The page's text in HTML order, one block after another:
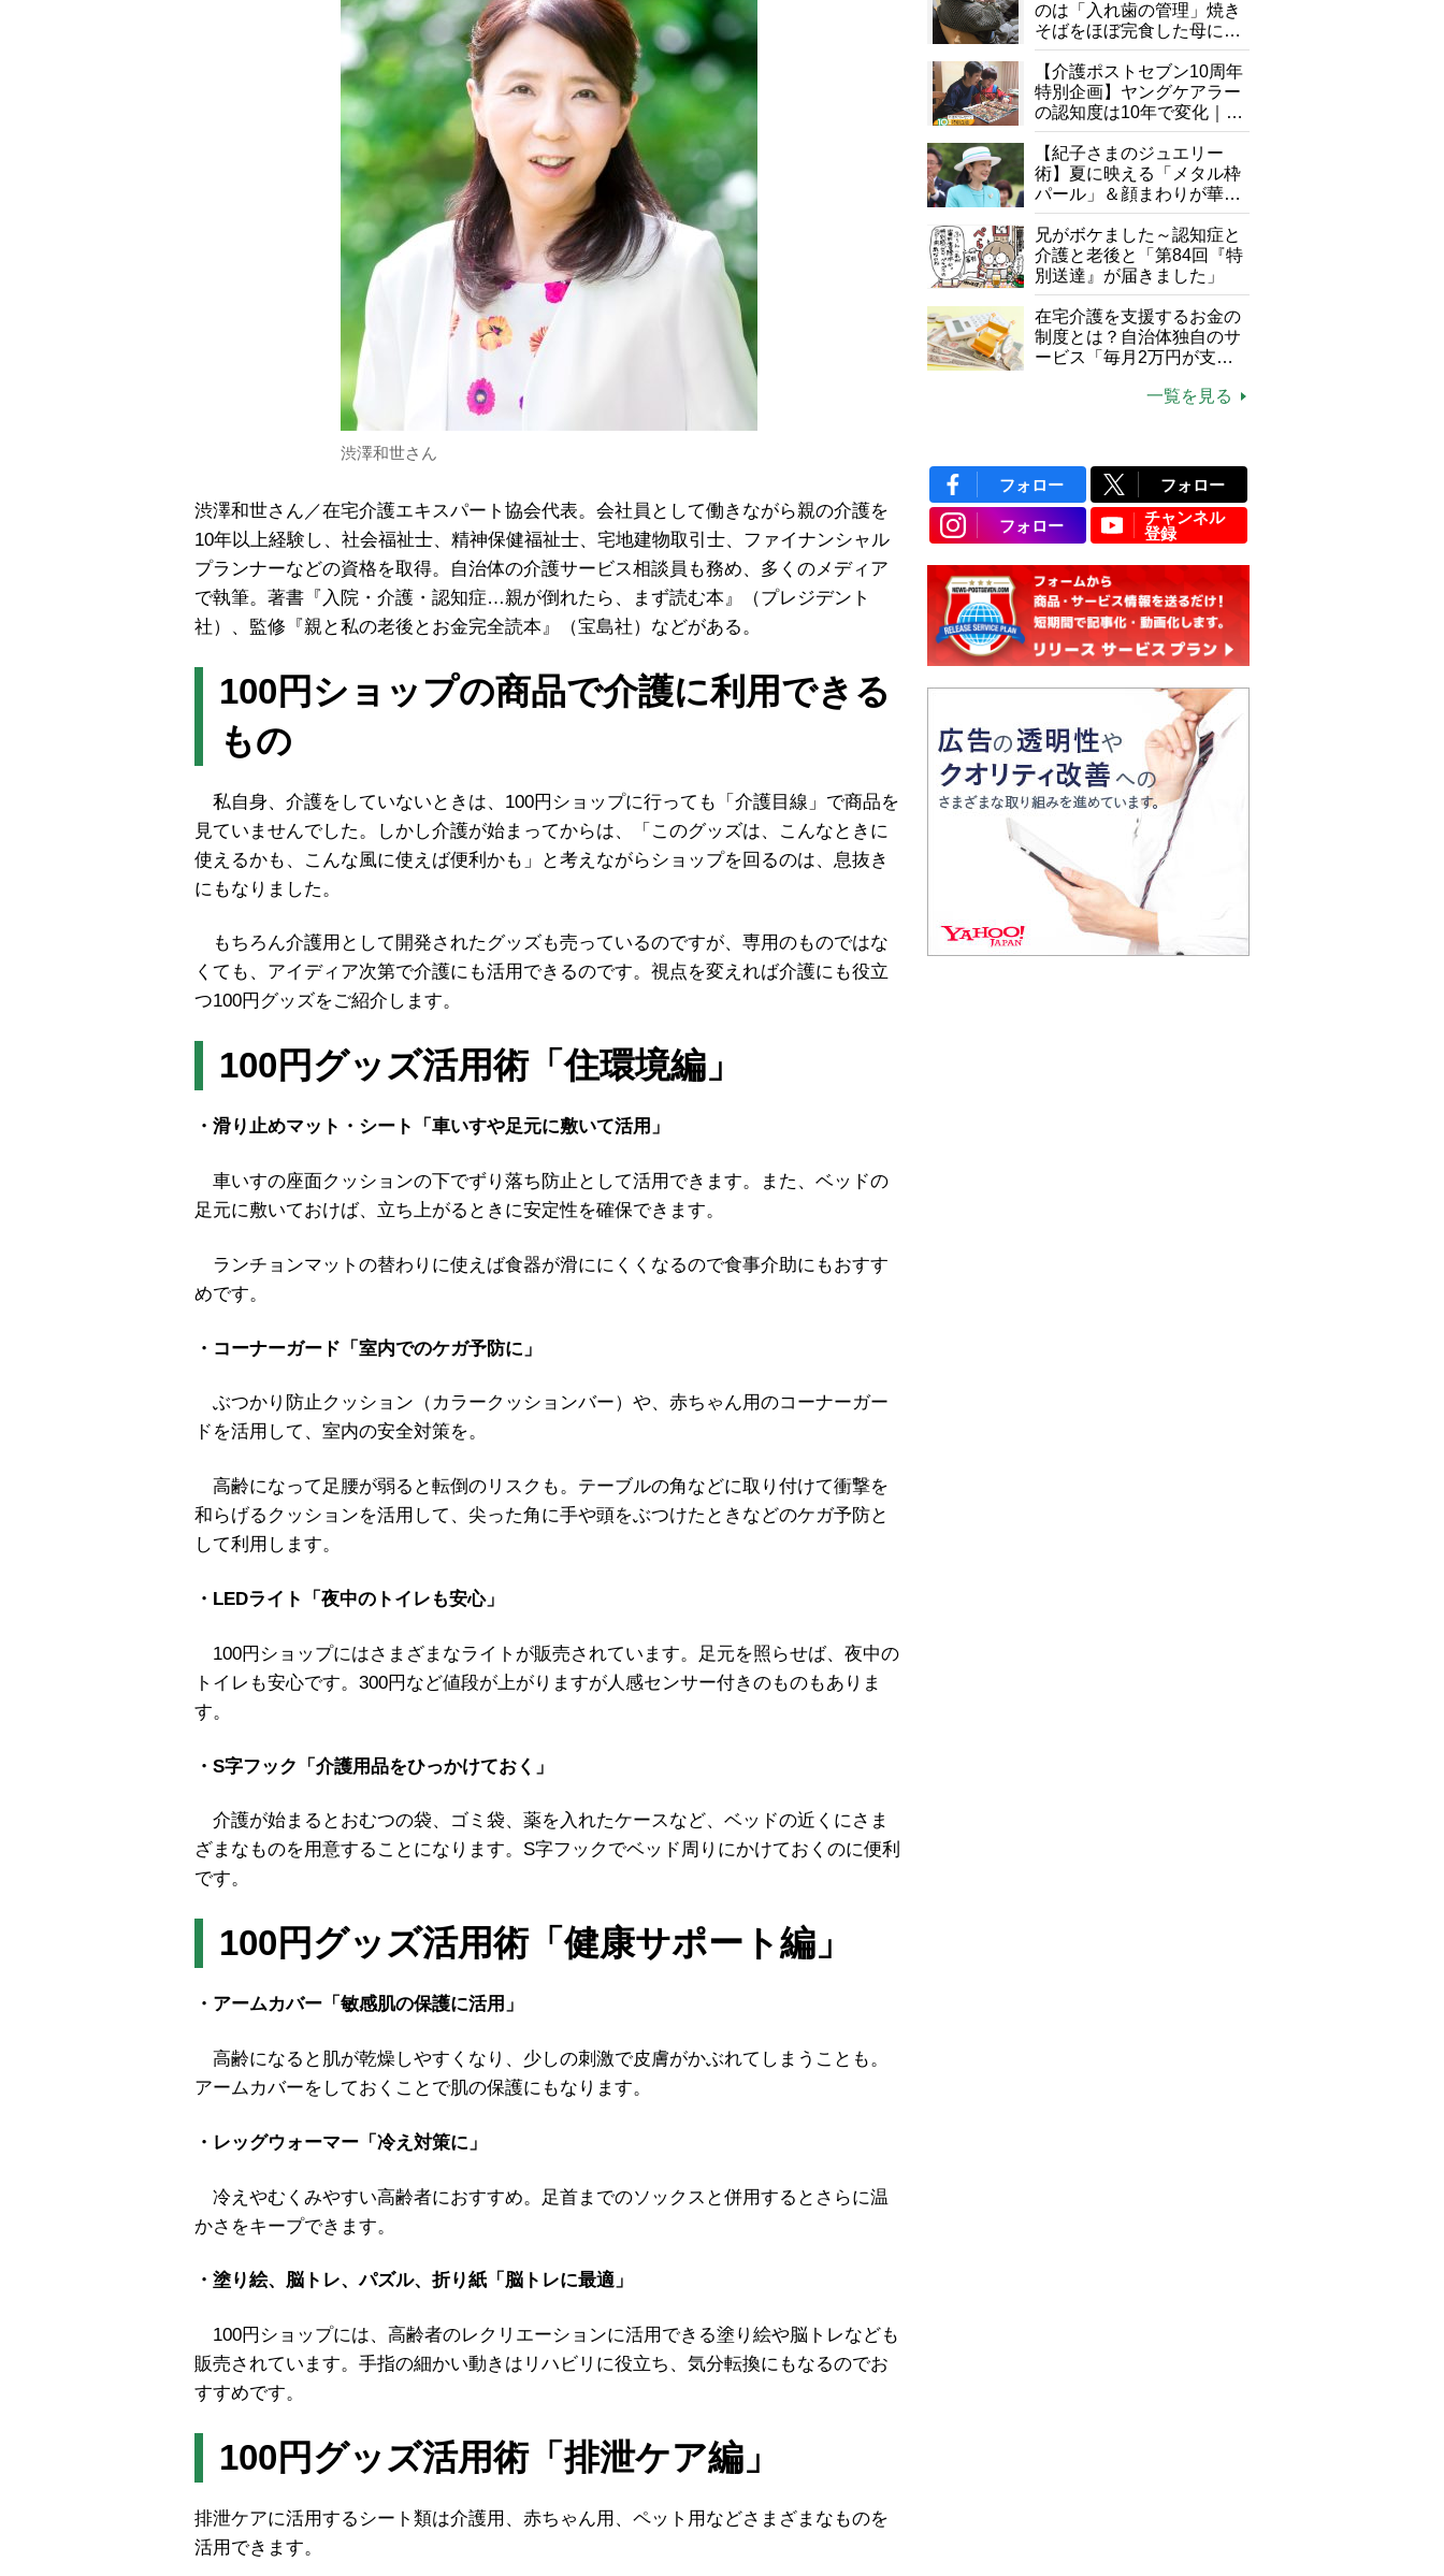
渋澤和世さん
渋澤和世さん／在宅介護エキスパート協会代表。会社員として働きながら親の介護を
10年以上経験し、社会福祉士、精神保健福祉士、宅地建物取引士、ファイナンシャル
プランナーなどの資格を取得。自治体の介護サービス相談員も務め、多くのメディア
で執筆。著書『入院・介護・認知症…親が倒れたら、まず読む本』（プレジデント
社）、監修『親と私の老後とお金完全読本』（宝島社）などがある。
100円ショップの商品で介護に利用できる
もの
私自身、介護をしていないときは、100円ショップに行っても「介護目線」で商品を
見ていませんでした。しかし介護が始まってからは、「このグッズは、こんなときに
使えるかも、こんな風に使えば便利かも」と考えながらショップを回るのは、息抜き
にもなりました。
もちろん介護用として開発されたグッズも売っているのですが、専用のものではな
くても、アイディア次第で介護にも活用できるのです。視点を変えれば介護にも役立
つ100円グッズをご紹介します。
100円グッズ活用術「住環境編」
・滑り止めマット・シート「車いすや足元に敷いて活用」
車いすの座面クッションの下でずり落ち防止として活用できます。また、ベッドの
足元に敷いておけば、立ち上がるときに安定性を確保できます。
ランチョンマットの替わりに使えば食器が滑ににくくなるので食事介助にもおすす
めです。
・コーナーガード「室内でのケガ予防に」
ぶつかり防止クッション（カラークッションバー）や、赤ちゃん用のコーナーガー
ドを活用して、室内の安全対策を。
高齢になって足腰が弱ると転倒のリスクも。テーブルの角などに取り付けて衝撃を
和らげるクッションを活用して、尖った角に手や頭をぶつけたときなどのケガ予防と
して利用します。
・LEDライト「夜中のトイレも安心」
100円ショップにはさまざまなライトが販売されています。足元を照らせば、夜中の
トイレも安心です。300円など値段が上がりますが人感センサー付きのものもありま
す。
・S字フック「介護用品をひっかけておく」
介護が始まるとおむつの袋、ゴミ袋、薬を入れたケースなど、ベッドの近くにさま
ざまなものを用意することになります。S字フックでベッド周りにかけておくのに便利
です。
100円グッズ活用術「健康サポート編」
・アームカバー「敏感肌の保護に活用」
高齢になると肌が乾燥しやすくなり、少しの刺激で皮膚がかぶれてしまうことも。
アームカバーをしておくことで肌の保護にもなります。
・レッグウォーマー「冷え対策に」
冷えやむくみやすい高齢者におすすめ。足首までのソックスと併用するとさらに温
かさをキープできます。
・塗り絵、脳トレ、パズル、折り紙「脳トレに最適」
100円ショップには、高齢者のレクリエーションに活用できる塗り絵や脳トレなども
販売されています。手指の細かい動きはリハビリに役立ち、気分転換にもなるのでお
すすめです。
100円グッズ活用術「排泄ケア編」
排泄ケアに活用するシート類は介護用、赤ちゃん用、ペット用などさまざまなものを
活用できます。
のは「入れ歯の管理」焼き
そばをほぼ完食した母に息
子が血の気が引いた理由
【介護ポストセブン10周年
特別企画】ヤングケアラー
の認知度は10年で変化｜流
行語大賞にノミネート、法
律にも明記されたが果たし
て現在は？
【紀子さまのジュエリー
術】夏に映える「メタル枠
パール」＆顔まわりが華や
ぐ「揺れる一粒」の使い分
け方
兄がボケました～認知症と
介護と老後と「第84回『特
別送達』が届きました」
在宅介護を支援するお金の
制度とは？自治体独自のサ
ービス「毎月2万円が支給
一覧を見る
フォロー フォロー
フォロー
チャンネル
登録